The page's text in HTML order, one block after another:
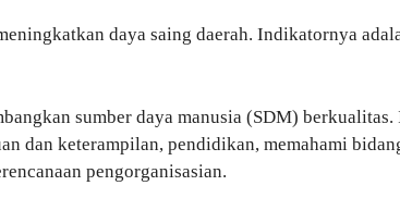
daya saing daerah. Indikatornya
sumber daya manusia (SDM)
dan keterampilan, pendidikan, memahami
pengorganisasian.